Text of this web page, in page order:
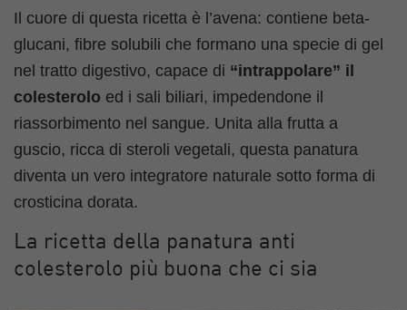
Il cuore di questa ricetta è l’avena: contiene beta-
glucani, fibre solubili che formano una specie di gel
nel tratto digestivo, capace di “intrappolare” il
colesterolo ed i sali biliari, impedendone il
riassorbimento nel sangue. Unita alla frutta a
guscio, ricca di steroli vegetali, questa panatura
diventa un vero integratore naturale sotto forma di
crosticina dorata.
La ricetta della panatura anti
colesterolo più buona che ci sia